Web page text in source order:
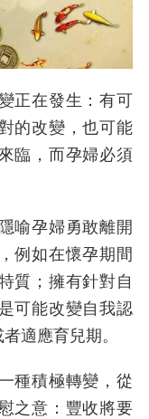
正在發生：有可
的改變，也可能
臨，而孕婦必須
喻孕婦勇敢離開
例如在懷孕期間
質；擁有針對自
可能改變自我認
適應育兒期。
種積極轉變，從
之意：豐收將要